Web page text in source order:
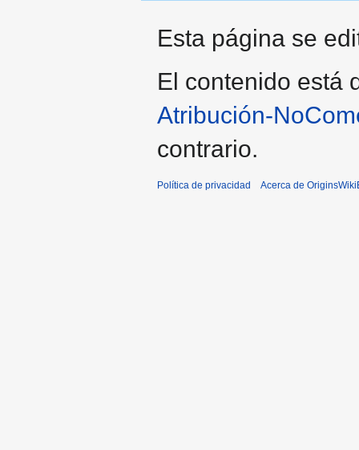
Esta página se
El contenido está
Atribución-
contrario.
Política de privacidad Acerca de